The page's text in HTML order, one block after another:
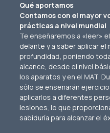
Qué aportamos
Contamos con el mayor
prácticas a nivel mundial
Te enseñaremos a «leer»
delante y a saber aplicar
profundidad, poniendo
alcance, desde el nivel
los aparatos y en el MAT.
sólo se enseñarán
aplicarlos a diferentes
lesiones, lo que
sabiduría para alcanzar el